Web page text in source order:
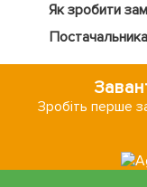
Як зробити
Зробіть перше